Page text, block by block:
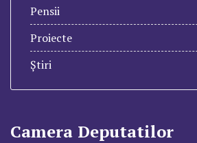
Pensii
Proiecte
Știri
Camera Deputatilor